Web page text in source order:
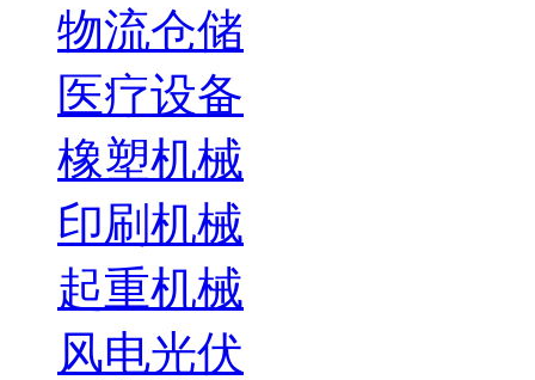
物流仓储
医疗设备
橡塑机械
印刷机械
起重机械
风电光伏